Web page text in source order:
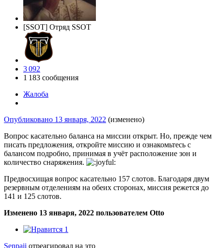
[SSOT] Отряд SSOT
3 092
1 183 сообщения
Жалоба
Опубликовано 13 января, 2022 (изменено)
Вопрос касательно баланса на миссии открыт. Но, прежде чем
писать предложения, откройте миссию и ознакомьтесь с
балансом подробно, принимая в учёт расположение зон и
количество снаряжения.
Предвосхищая вопрос касательно 157 слотов. Благодаря двум
резервным отделениям на обеих сторонах, миссия режется до
141 и 125 слотов.
Изменено 13 января, 2022 пользователем Otto
1
Senpaii отреагировал на это